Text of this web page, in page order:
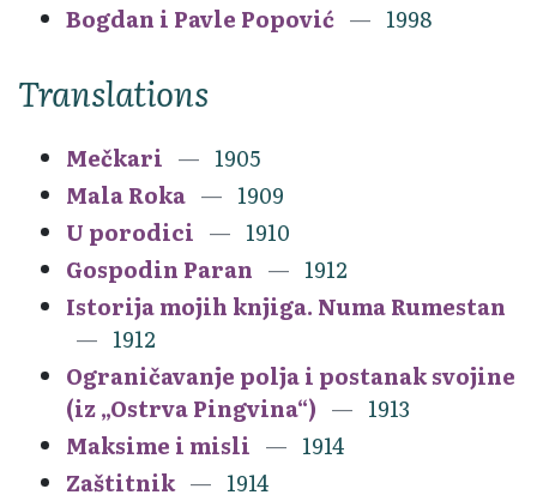
Bogdan i Pavle Popović
1998
Translations
Mečkari
1905
Mala Roka
1909
U porodici
1910
Gospodin Paran
1912
Istorija mojih knjiga. Numa Rumestan
1912
Ograničavanje polja i postanak svojine
(iz „Ostrva Pingvina“)
1913
Maksime i misli
1914
Zaštitnik
1914